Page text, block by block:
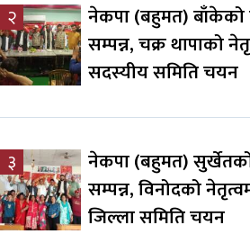
२
नेकपा (बहुमत) बाँकेको
सम्पन्न, चक्र थापाको
सदस्यीय समिति चयन
३
नेकपा (बहुमत)
सम्पन्न, विनोदको
जिल्ला समिति चयन